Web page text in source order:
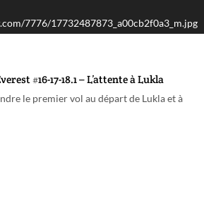
7776/17732487873_a00cb2f0a3_m.jpg
#16-17-18.1 – L’attente à Lukla
le premier vol au départ de Lukla et à